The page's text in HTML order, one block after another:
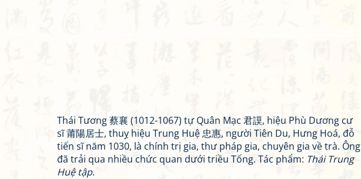
Thái Tương 蔡襄 (1012-1067) tự Quân Mạc 君謨, hiệu Phù Dương cư
sĩ 莆陽居士, thuỵ hiệu Trung Huệ 忠惠, người Tiên Du, Hưng Hoá, đỗ
tiến sĩ năm 1030, là chính trị gia, thư pháp gia, chuyên gia về trà. Ông
đã trải qua nhiều chức quan dưới triều Tống. Tác phẩm: Thái Trung
Huệ tập.